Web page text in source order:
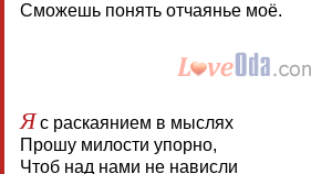
Сможешь понять отчаянье моё.
Яс раскаянием в мыслях
Прошу милости упорно,
Чтоб над нами не нависли